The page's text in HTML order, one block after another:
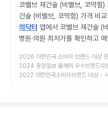
코밸브 재건술 (비밸브, 코막힘
건술 (비밸브, 코막힘) 가격 비
의닥터 앱에서 코밸브 재건술 (
병원·의원 최저가를 확인하고
2026 대한민국 소비자 브랜드 대상
2024 중앙일보 올해의 우수브랜드대
2022 대한민국소비자브랜드 대상 •